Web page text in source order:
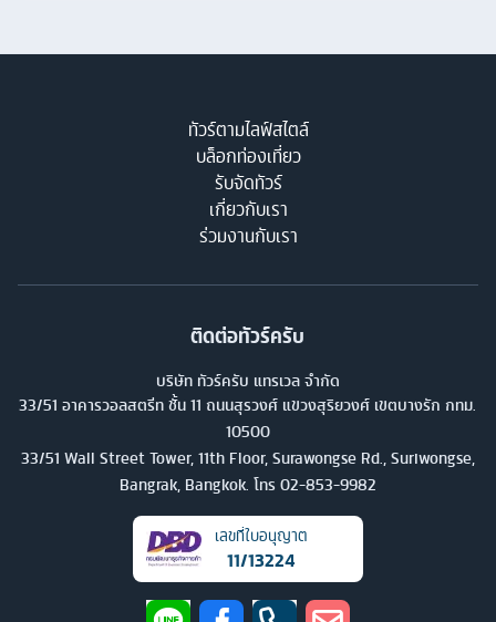
ทัวร์ตามไลฟ์สไตล์
บล็อกท่องเที่ยว
รับจัดทัวร์
เกี่ยวกับเรา
ร่วมงานกับเรา
ติดต่อทัวร์ครับ
บริษัท ทัวร์ครับ แทรเวล จำกัด
33/51 อาคารวอลสตรีท ชั้น 11 ถนนสุรวงศ์ แขวงสุริยวงศ์ เขตบางรัก กทม.
10500
33/51 Wall Street Tower, 11th Floor, Surawongse Rd., Suriwongse,
Bangrak, Bangkok. โทร 02-853-9982
เลขที่ใบอนุญาต
11/13224